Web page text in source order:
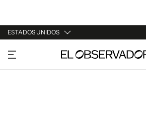
ESTADOS UNIDOS
URUGUAY
ARGENTINA